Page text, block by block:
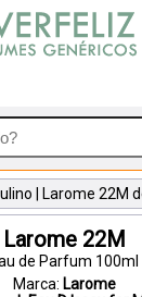
| Larome 22M
Larome 22M
de Parfum 100ml
Marca: Larome